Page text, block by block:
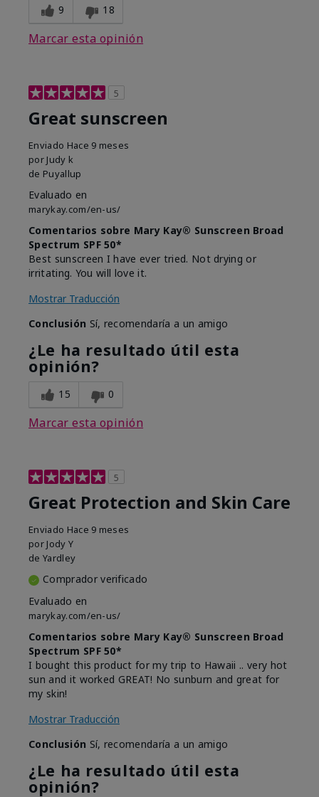
9 18
Marcar esta opinión
5
Great sunscreen
Enviado Hace 9 meses
por Judy k
de Puyallup
Evaluado en
marykay.com/en-us/
Comentarios sobre Mary Kay® Sunscreen Broad
Spectrum SPF 50*
Best sunscreen I have ever tried. Not drying or
irritating. You will love it.
Mostrar Traducción
Conclusión Sí, recomendaría a un amigo
¿Le ha resultado útil esta
opinión?
15 0
Marcar esta opinión
5
Great Protection and Skin Care
Enviado Hace 9 meses
por Jody Y
de Yardley
Comprador verificado
Evaluado en
marykay.com/en-us/
Comentarios sobre Mary Kay® Sunscreen Broad
Spectrum SPF 50*
I bought this product for my trip to Hawaii .. very hot
sun and it worked GREAT! No sunburn and great for
my skin!
Mostrar Traducción
Conclusión Sí, recomendaría a un amigo
¿Le ha resultado útil esta
opinión?